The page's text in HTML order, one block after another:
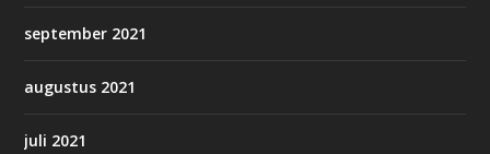
september 2021
augustus 2021
juli 2021